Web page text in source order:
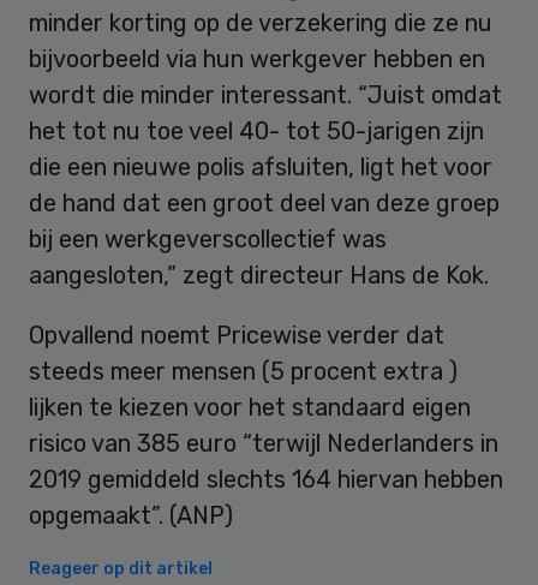
minder korting op de verzekering die ze nu
bijvoorbeeld via hun werkgever hebben en
wordt die minder interessant. “Juist omdat
het tot nu toe veel 40- tot 50-jarigen zijn
die een nieuwe polis afsluiten, ligt het voor
de hand dat een groot deel van deze groep
bij een werkgeverscollectief was
aangesloten,” zegt directeur Hans de Kok.
Opvallend noemt Pricewise verder dat
steeds meer mensen (5 procent extra )
lijken te kiezen voor het standaard eigen
risico van 385 euro “terwijl Nederlanders in
2019 gemiddeld slechts 164 hiervan hebben
opgemaakt”. (ANP)
Reageer op dit artikel